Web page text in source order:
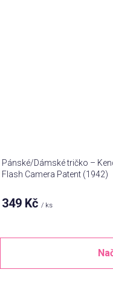
Pánské/Dámské tričko –
Flash Camera Patent (1942)
349 Kč / ks